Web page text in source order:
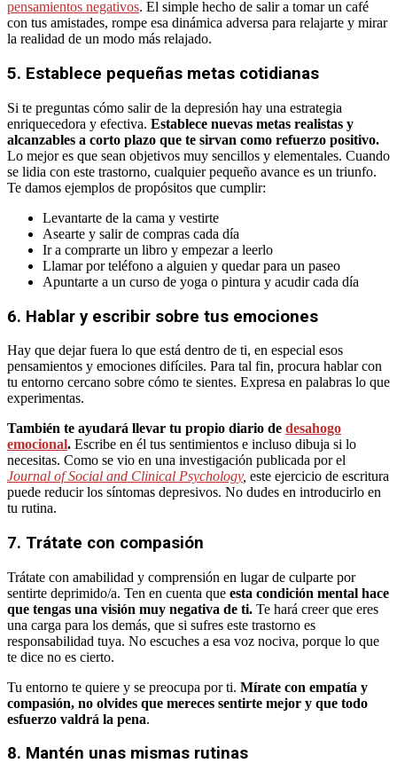
pensamientos negativos. El simple hecho de salir a tomar un café
con tus amistades, rompe esa dinámica adversa para relajarte y mirar
la realidad de un modo más relajado.
5. Establece pequeñas metas cotidianas
Si te preguntas cómo salir de la depresión hay una estrategia
enriquecedora y efectiva. Establece nuevas metas realistas y
alcanzables a corto plazo que te sirvan como refuerzo positivo.
Lo mejor es que sean objetivos muy sencillos y elementales. Cuando
se lidia con este trastorno, cualquier pequeño avance es un triunfo.
Te damos ejemplos de propósitos que cumplir:
Levantarte de la cama y vestirte
Asearte y salir de compras cada día
Ir a comprarte un libro y empezar a leerlo
Llamar por teléfono a alguien y quedar para un paseo
Apuntarte a un curso de yoga o pintura y acudir cada día
6. Hablar y escribir sobre tus emociones
Hay que dejar fuera lo que está dentro de ti, en especial esos
pensamientos y emociones difíciles. Para tal fin, procura hablar con
tu entorno cercano sobre cómo te sientes. Expresa en palabras lo que
experimentas.
También te ayudará llevar tu propio diario de desahogo
emocional. Escribe en él tus sentimientos e incluso dibuja si lo
necesitas. Como se vio en una investigación publicada por el
Journal of Social and Clinical Psychology, este ejercicio de escritura
puede reducir los síntomas depresivos. No dudes en introducirlo en
tu rutina.
7. Trátate con compasión
Trátate con amabilidad y comprensión en lugar de culparte por
sentirte deprimido/a. Ten en cuenta que esta condición mental hace
que tengas una visión muy negativa de ti. Te hará creer que eres
una carga para los demás, que si sufres este trastorno es
responsabilidad tuya. No escuches a esa voz nociva, porque lo que
te dice no es cierto.
Tu entorno te quiere y se preocupa por ti. Mírate con empatía y
compasión, no olvides que mereces sentirte mejor y que todo
esfuerzo valdrá la pena.
8. Mantén unas mismas rutinas